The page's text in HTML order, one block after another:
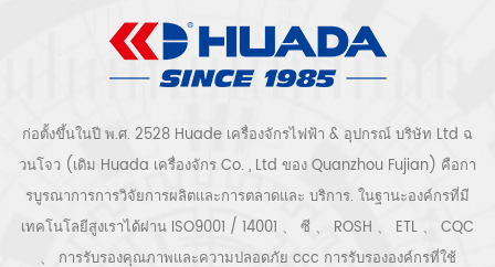
ก่อตั้งขึ้นในปี พ.ศ. 2528 Huade เครื่องจักรไฟฟ้า & อุปกรณ์ บริษัท Ltd ฉ
วนโจว (เดิม Huada เครื่องจักร Co. , Ltd ของ Quanzhou Fujian) คือกา
รบูรณาการการวิจัยการผลิตและการตลาดและ บริการ. ในฐานะองค์กรที่มี
เทคโนโลยีสูงเราได้ผ่าน ISO9001 / 14001 、 ซี 、 ROSH 、 ETL 、 CQC
、 การรับรองคุณภาพและความปลอดภัย ccc การรับรององค์กรที่ใช้